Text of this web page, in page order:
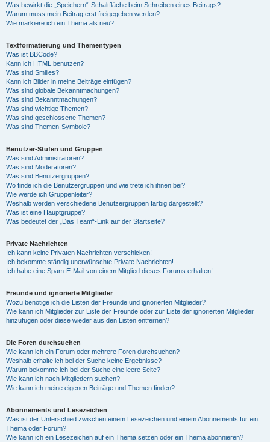
Was bewirkt die „Speichern“-Schaltfläche beim Schreiben eines Beitrags?
Warum muss mein Beitrag erst freigegeben werden?
Wie markiere ich ein Thema als neu?
Textformatierung und Thementypen
Was ist BBCode?
Kann ich HTML benutzen?
Was sind Smilies?
Kann ich Bilder in meine Beiträge einfügen?
Was sind globale Bekanntmachungen?
Was sind Bekanntmachungen?
Was sind wichtige Themen?
Was sind geschlossene Themen?
Was sind Themen-Symbole?
Benutzer-Stufen und Gruppen
Was sind Administratoren?
Was sind Moderatoren?
Was sind Benutzergruppen?
Wo finde ich die Benutzergruppen und wie trete ich ihnen bei?
Wie werde ich Gruppenleiter?
Weshalb werden verschiedene Benutzergruppen farbig dargestellt?
Was ist eine Hauptgruppe?
Was bedeutet der „Das Team“-Link auf der Startseite?
Private Nachrichten
Ich kann keine Privaten Nachrichten verschicken!
Ich bekomme ständig unerwünschte Private Nachrichten!
Ich habe eine Spam-E-Mail von einem Mitglied dieses Forums erhalten!
Freunde und ignorierte Mitglieder
Wozu benötige ich die Listen der Freunde und ignorierten Mitglieder?
Wie kann ich Mitglieder zur Liste der Freunde oder zur Liste der ignorierten Mitglieder
hinzufügen oder diese wieder aus den Listen entfernen?
Die Foren durchsuchen
Wie kann ich ein Forum oder mehrere Foren durchsuchen?
Weshalb erhalte ich bei der Suche keine Ergebnisse?
Warum bekomme ich bei der Suche eine leere Seite?
Wie kann ich nach Mitgliedern suchen?
Wie kann ich meine eigenen Beiträge und Themen finden?
Abonnements und Lesezeichen
Was ist der Unterschied zwischen einem Lesezeichen und einem Abonnements für ein
Thema oder Forum?
Wie kann ich ein Lesezeichen auf ein Thema setzen oder ein Thema abonnieren?